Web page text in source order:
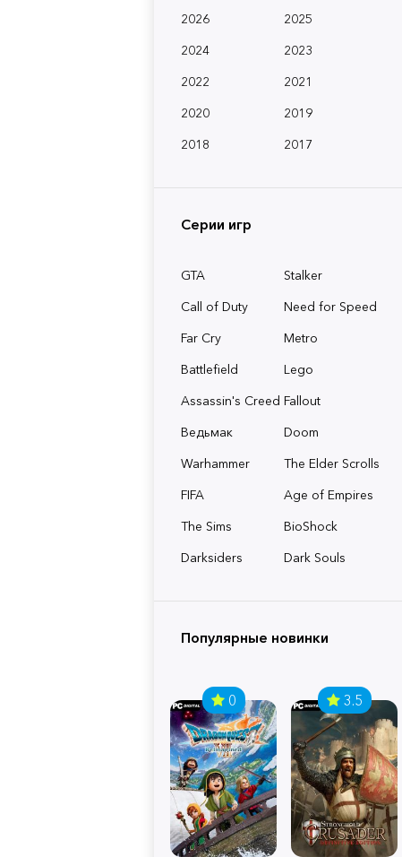
2026
2025
2024
2023
2022
2021
2020
2019
2018
2017
Серии игр
GTA
Stalker
Call of Duty
Need for Speed
Far Cry
Metro
Battlefield
Lego
Assassin's Creed Fallout
Ведьмак
Doom
Warhammer
The Elder Scrolls
FIFA
Age of Empires
The Sims
BioShock
Darksiders
Dark Souls
Популярные новинки
0 3.5